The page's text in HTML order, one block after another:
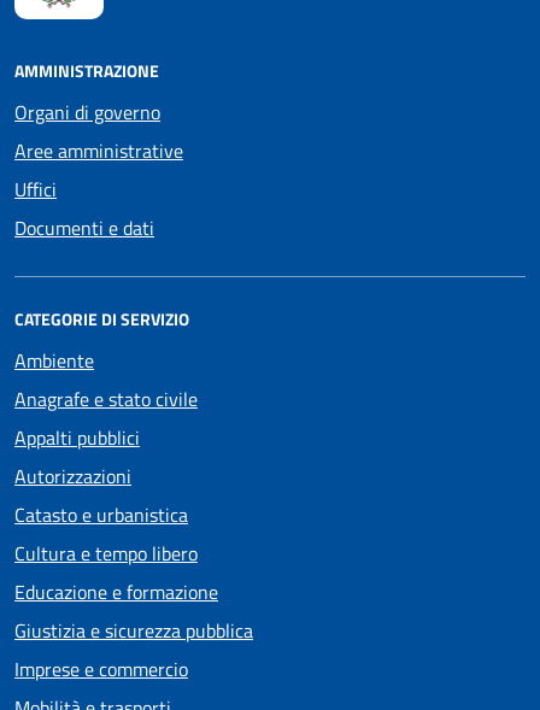
AMMINISTRAZIONE
Organi di governo
Aree amministrative
Uffici
Documenti e dati
CATEGORIE DI SERVIZIO
Ambiente
Anagrafe e stato civile
Appalti pubblici
Autorizzazioni
Catasto e urbanistica
Cultura e tempo libero
Educazione e formazione
Giustizia e sicurezza pubblica
Imprese e commercio